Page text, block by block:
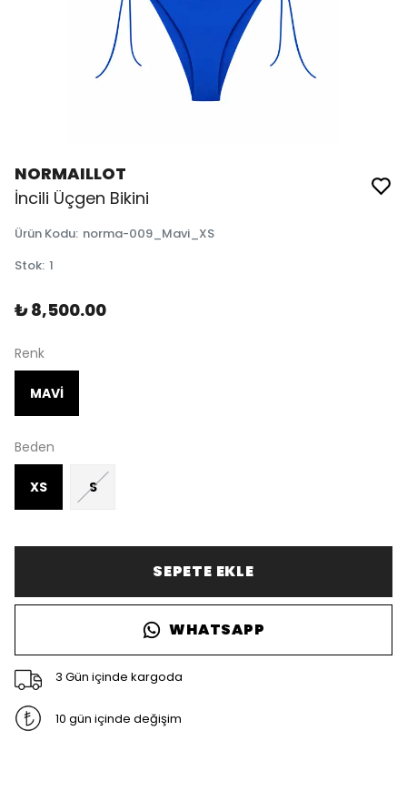
NORMAILLOT
İncili Üçgen Bikini
Ürün Kodu: norma-009_Mavi_XS
Stok: 1
₺ 8,500.00
Renk
MAVİ
Beden
XS S
SEPETE EKLE
WHATSAPP
3 Gün içinde kargoda
10 gün içinde değişim